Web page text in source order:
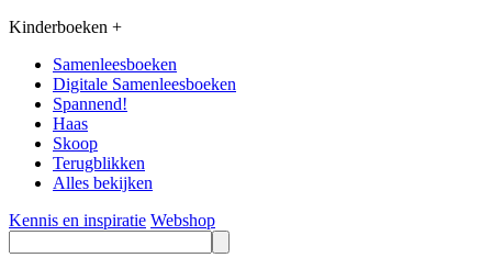
Kinderboeken +
Samenleesboeken
Digitale Samenleesboeken
Spannend!
Haas
Skoop
Terugblikken
Alles bekijken
Kennis en inspiratie Webshop